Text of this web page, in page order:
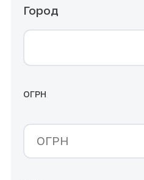
Город
ОГРН